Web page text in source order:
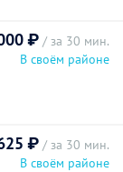
₽ / за 30 мин.
В своём районе
₽ / за 30 мин.
В своём районе